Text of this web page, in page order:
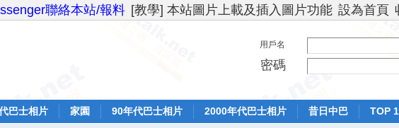
聯絡本站/報料 [教學] 本站圖片上載及插入圖片功能 設為首頁
用戶名
密碼
巴士相片 家園 90年代巴士相片 2000年代巴士相片 昔日中巴 TOP